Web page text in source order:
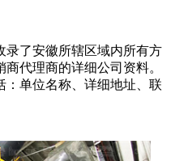
录了安徽所辖区域内所有方
代理商的详细公司资料。
：单位名称、详细地址、联